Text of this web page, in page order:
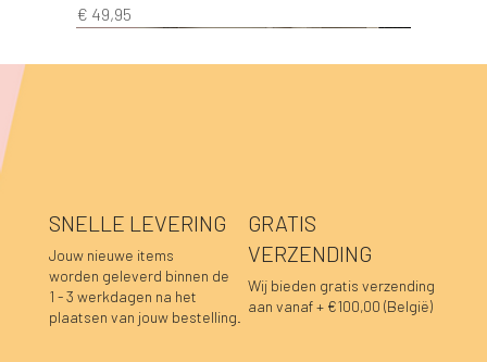
Prijs
€ 49,95
SNELLE LEVERING
Jouw nieuwe items
worden geleverd binnen de
1 - 3 werkdagen na het
plaatsen van jouw bestelling.
GRATIS
VERZENDING
Wij bieden gratis verzending
aan vanaf + €100,00 (België)